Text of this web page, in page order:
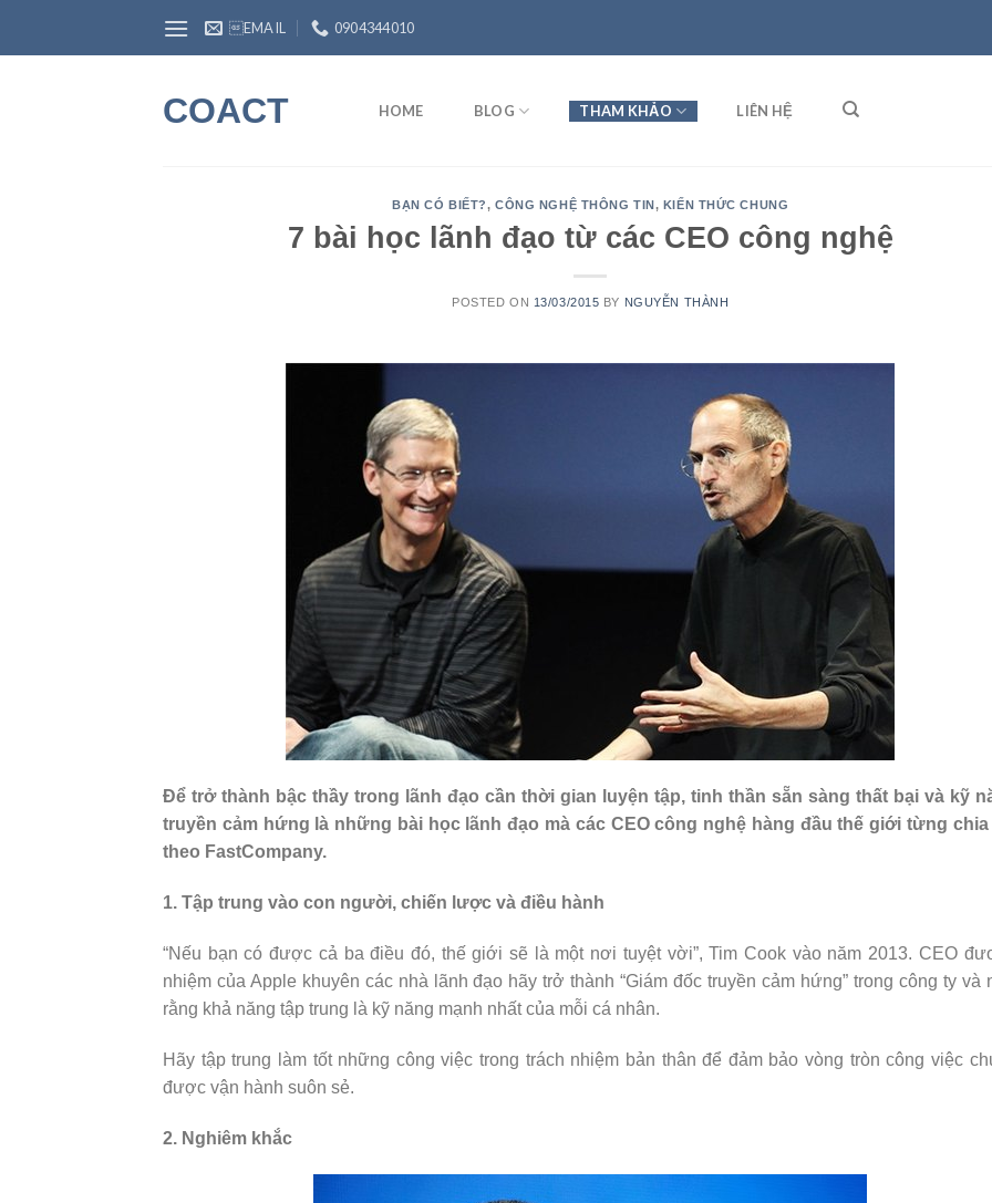
EMAIL 0904344010
COACT HOME BLOG THAM KHẢO LIÊN HỆ
BẠN CÓ BIẾT?,CÔNG NGHỆ THÔNG TIN, KIẾN THỨC CHUNG
7 bài học lãnh đạo từ các CEO công nghệ
POSTED ON 13/03/2015 BY NGUYỄN THÀNH
Để trở thành bậc thầy trong lãnh đạo cần thời gian luyện tập, tinh thần sẵn sàng thất bại và kỹ
truyền cảm hứng là những bài học lãnh đạo mà các CEO công nghệ hàng đầu thế giới từng chia
theo FastCompany.
1. Tập trung vào con người, chiến lược và điều hành
“Nếu bạn có được cả ba điều đó, thế giới sẽ là một nơi tuyệt vời”, Tim Cook vào năm 2013. CEO
nhiệm của Apple khuyên các nhà lãnh đạo hãy trở thành “Giám đốc truyền cảm hứng” trong công ty và
rằng khả năng tập trung là kỹ năng mạnh nhất của mỗi cá nhân.
Hãy tập trung làm tốt những công việc trong trách nhiệm bản thân để đảm bảo vòng tròn công việc
được vận hành suôn sẻ.
2. Nghiêm khắc